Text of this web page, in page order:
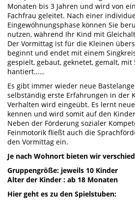
Monaten bis 3 Jahren und wird von
Fachfrau geleitet. Nach einer
Eingewöhnungsphase können Sie
nutzen, während Ihr Kind mit
Der Vormittag ist für die Kleinen
beginnt und endet mit einem
gespielt, gebaut, geknetet, gemalt, mit
hantiert……
Es gibt immer wieder neue
selbständig erste Erfahrungen in der
Verhalten wird eingeübt. Es lernt
kennen und wird somit auf den
Neben der Förderung sozialer
Feinmotorik fließt auch die
den Vormittag ein.
Je nach Wohnort bieten wir
Gruppengröße: jeweils 10 Kinder
Alter der Kinder : ab 18 Monaten
Hier geht es zu den Spielstuben: